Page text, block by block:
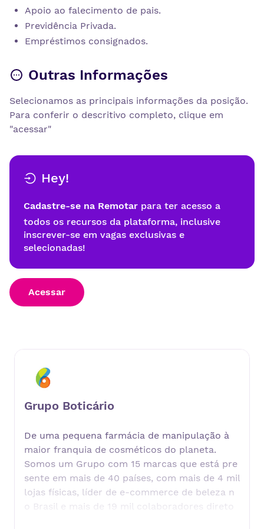
Apoio ao falecimento de pais.
Previdência Privada.
Empréstimos consignados.
Outras Informações
Selecionamos as principais informações da posição.
Para conferir o descritivo completo, clique em
"acessar"
Hey!
Cadastre-se na Remotar para ter acesso a
todos os recursos da plataforma, inclusive
inscrever-se em vagas exclusivas e
selecionadas!
Acessar
Grupo Boticário
De uma pequena farmácia de manipulação à
maior franquia de cosméticos do planeta.
Somos um Grupo com 15 marcas que está pre
sente em mais de 40 países, com mais de 4 mil
lojas físicas, líder de e-commerce de beleza n
o Brasil e mais de 19 mil colaboradores direto